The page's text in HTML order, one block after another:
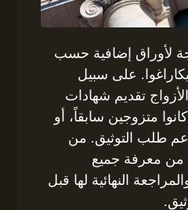
لأوراق إضافية حسب
على سبيل
تقديم شهادات
متزوجين سابقاً، أو
طلب التوثيق. من
من معرفة جميع
النهائية لها قبل